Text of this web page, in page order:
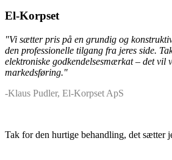
El-Korpset
"Vi sætter pris på en grundig og
den professionelle tilgang fra jeres side.
elektroniske godkendelsesmærkat – det vil
markedsføring."
-Klaus Pudler, El-Korpset ApS
Tak for den hurtige behandling, det sætter